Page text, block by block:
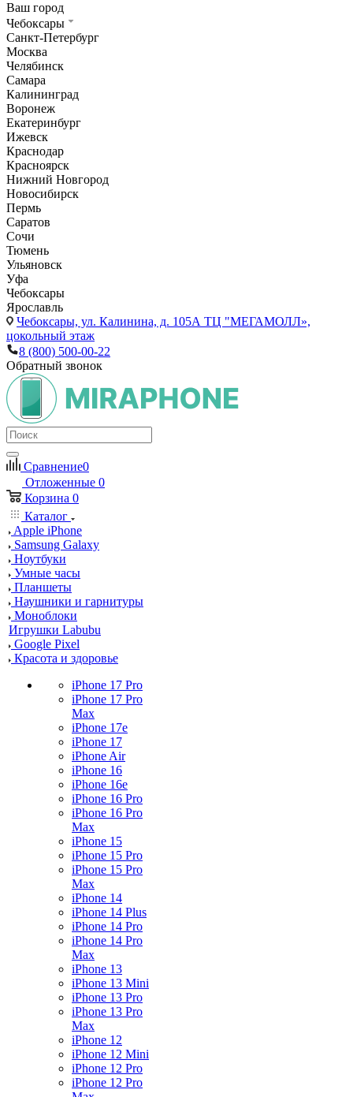
Ваш город
Чебоксары
Санкт-Петербург
Москва
Челябинск
Самара
Калининград
Воронеж
Екатеринбург
Ижевск
Краснодар
Красноярск
Нижний Новгород
Новосибирск
Пермь
Саратов
Сочи
Тюмень
Ульяновск
Уфа
Чебоксары
Ярославль
Чебоксары, ул. Калинина, д. 105А ТЦ "МЕГАМОЛЛ»,
цокольный этаж
8 (800) 500-00-22
Обратный звонок
Сравнение0
Отложенные 0
Корзина 0
Каталог
Apple iPhone
Samsung Galaxy
Ноутбуки
Умные часы
Планшеты
Наушники и гарнитуры
Моноблоки
Игрушки Labubu
Google Pixel
Красота и здоровье
iPhone 17 Pro
iPhone 17 Pro
Max
iPhone 17e
iPhone 17
iPhone Air
iPhone 16
iPhone 16e
iPhone 16 Pro
iPhone 16 Pro
Max
iPhone 15
iPhone 15 Pro
iPhone 15 Pro
Max
iPhone 14
iPhone 14 Plus
iPhone 14 Pro
iPhone 14 Pro
Max
iPhone 13
iPhone 13 Mini
iPhone 13 Pro
iPhone 13 Pro
Max
iPhone 12
iPhone 12 Mini
iPhone 12 Pro
iPhone 12 Pro